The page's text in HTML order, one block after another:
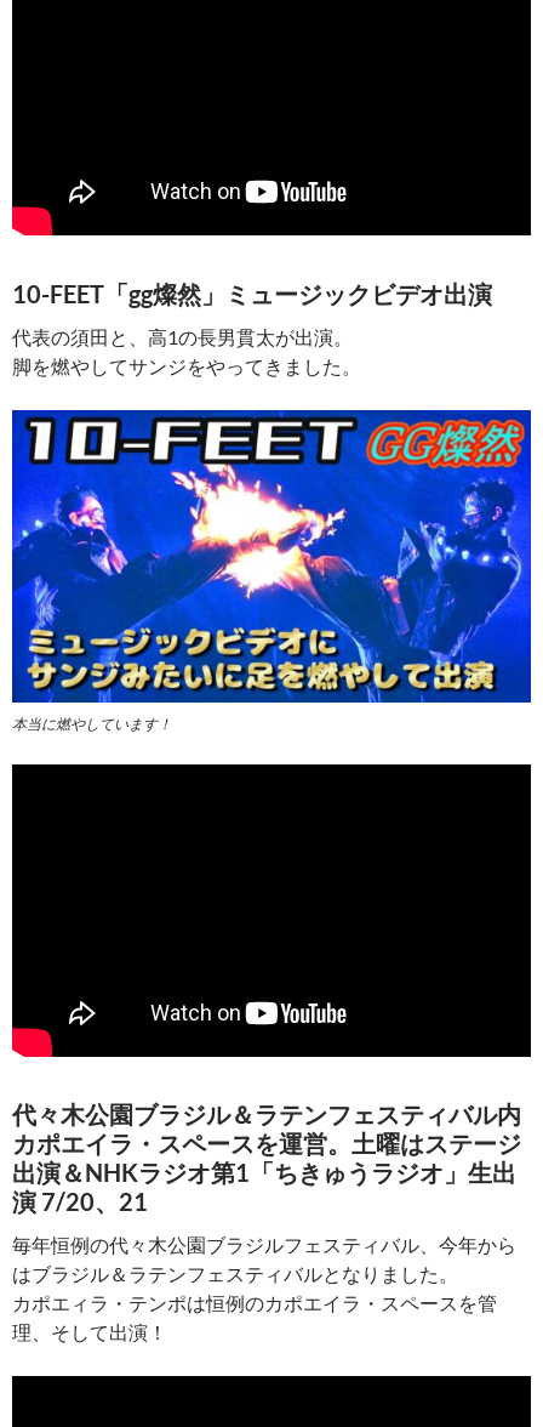
10-FEET「gg燦然」ミュージックビデオ出演
代表の須田と、高1の長男貫太が出演。
脚を燃やしてサンジをやってきました。
本当に燃やしています！
代々木公園ブラジル＆ラテンフェスティバル内
カポエイラ・スペースを運営。土曜はステージ
出演＆NHKラジオ第1「ちきゅうラジオ」生出
演 7/20、21
毎年恒例の代々木公園ブラジルフェスティバル、今年から
はブラジル＆ラテンフェスティバルとなりました。
カポエィラ・テンポは恒例のカポエイラ・スペースを管
理、そして出演！